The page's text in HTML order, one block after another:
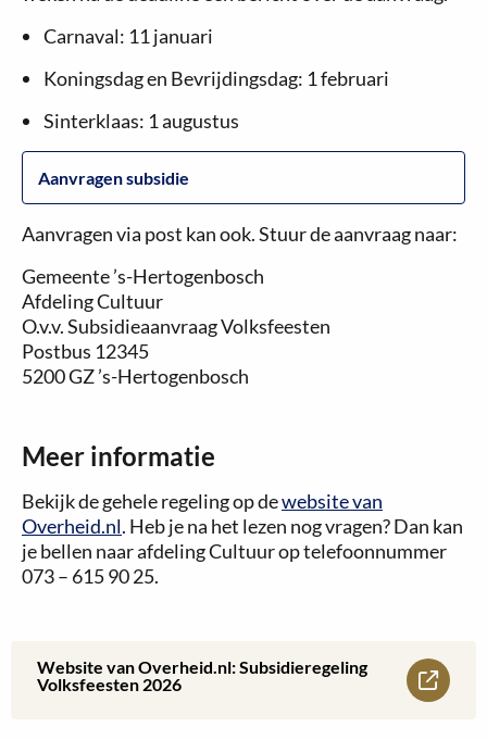
Carnaval: 11 januari
Koningsdag en Bevrijdingsdag: 1 februari
Sinterklaas: 1 augustus
Aanvragen subsidie
Aanvragen via post kan ook. Stuur de aanvraag naar:
Gemeente ’s-Hertogenbosch
Afdeling Cultuur
O.v.v. Subsidieaanvraag Volksfeesten
Postbus 12345
5200 GZ ’s-Hertogenbosch
Meer informatie
Bekijk de gehele regeling op dewebsite van
Overheid.nl. Heb je na het lezen nog vragen? Dan kan
je bellen naar afdeling Cultuur op telefoonnummer
073 – 615 90 25.
Website van Overheid.nl: Subsidieregeling
Volksfeesten 2026
Lees